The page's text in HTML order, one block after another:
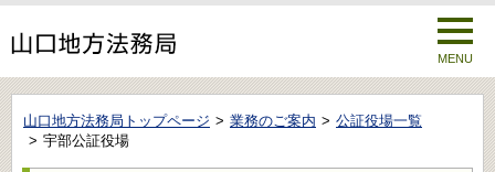
MENU
山口地方法務局トップページ 業務のご案内
公証役場一覧
宇部公証役場